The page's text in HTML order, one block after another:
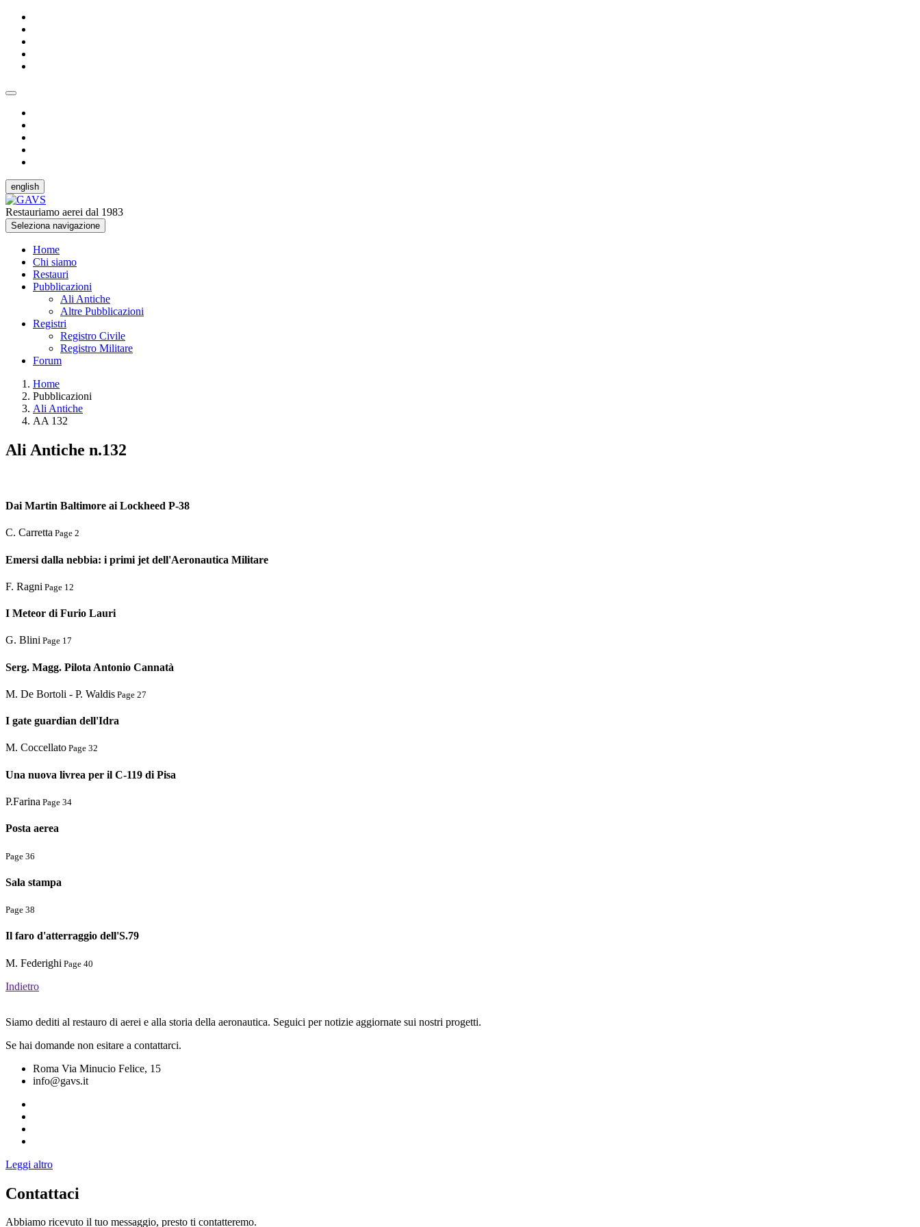
english
Restauriamo aerei dal 1983
Seleziona navigazione
Home
Chi siamo
Restauri
Pubblicazioni
Ali Antiche
Altre Pubblicazioni
Registri
Registro Civile
Registro Militare
Forum
Home
Pubblicazioni
Ali Antiche
AA 132
Ali Antiche n.132
Dai Martin Baltimore ai Lockheed P-38
C. Carretta Page 2
Emersi dalla nebbia: i primi jet dell'Aeronautica Militare
F. Ragni Page 12
I Meteor di Furio Lauri
G. Blini Page 17
Serg. Magg. Pilota Antonio Cannatà
M. De Bortoli - P. Waldis Page 27
I gate guardian dell'Idra
M. Coccellato Page 32
Una nuova livrea per il C-119 di Pisa
P.Farina Page 34
Posta aerea
Page 36
Sala stampa
Page 38
Il faro d'atterraggio dell'S.79
M. Federighi Page 40
Indietro
Siamo dediti al restauro di aerei e alla storia della aeronautica. Seguici per notizie aggiornate sui nostri progetti.
Se hai domande non esitare a contattarci.
Roma Via Minucio Felice, 15
info@gavs.it
Leggi altro
Contattaci
Abbiamo ricevuto il tuo messaggio, presto ti contatteremo.